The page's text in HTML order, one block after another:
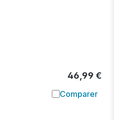
46,99 €
Comparer
Ajouter à